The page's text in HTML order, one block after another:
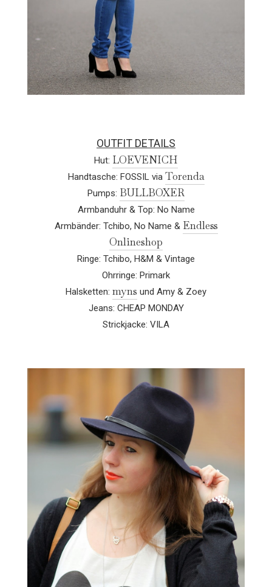
OUTFIT DETAILS
Hut: LOEVENICH
Handtasche: FOSSIL via Torenda
Pumps: BULLBOXER
Armbanduhr & Top: No Name
Armbänder: Tchibo, No Name & Endless
Onlineshop
Ringe: Tchibo, H&M & Vintage
Ohrringe: Primark
Halsketten: myns und Amy & Zoey
Jeans: CHEAP MONDAY
Strickjacke: VILA